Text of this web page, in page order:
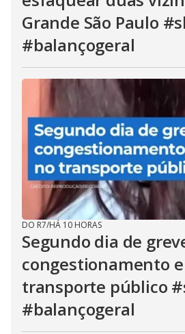
Grande São Paulo
#balançogeral
DO R7/HÁ 10 HORAS
Segundo dia de
congestionamento
transporte público
#balançogeral